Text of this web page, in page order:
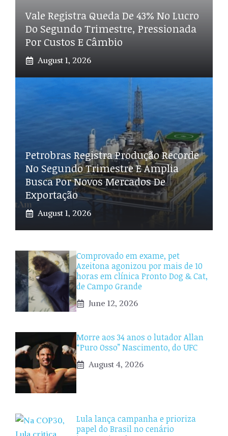
Vale Registra Queda De 43% No Lucro
Do Segundo Trimestre, Pressionada
Por Custos E Câmbio
August 1, 2026
Petrobras Registra Produção Recorde
No Segundo Trimestre E Amplia
Busca Por Novos Mercados De
Exportação
August 1, 2026
Comprovado em exame, pet
Azeitona agonizou por mais de 10
horas em clínica Pronto Dog & Cat,
de Campo Grande
June 12, 2026
Morre aos 34 anos o lutador Allan
“Puro Osso” Nascimento, do UFC
August 4, 2026
Lula lança campanha e prioriza
papel do Brasil no cenário